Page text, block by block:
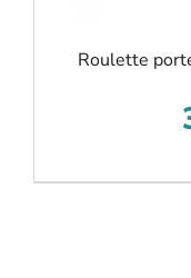
Roulette